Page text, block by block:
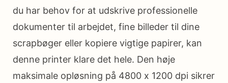
du har behov for at udskrive professionelle
dokumenter til arbejdet, fine billeder til dine
scrapbøger eller kopiere vigtige papirer, kan
denne printer klare det hele. Den høje
maksimale opløsning på 4800 x 1200 dpi sikrer